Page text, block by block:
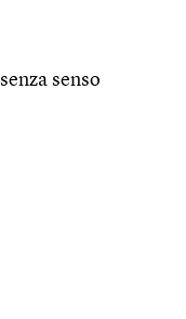
senso